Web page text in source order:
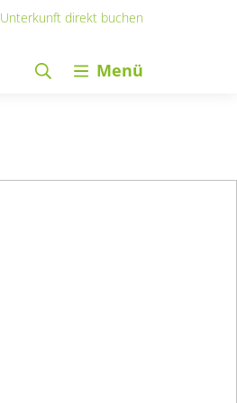
Unterkunft direkt buchen
Menü